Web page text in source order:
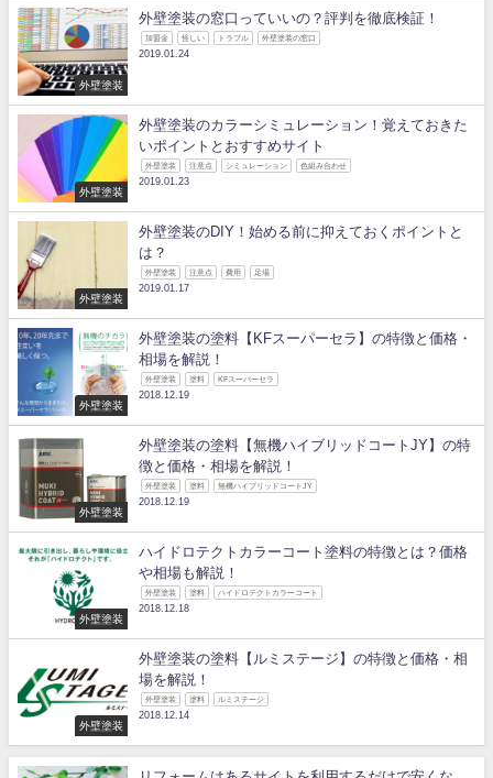
外壁塗装
外壁塗装の窓口っていいの？評判を徹底検証！
加盟金 怪しい トラブル 外壁塗装の窓口
2019.01.24
外壁塗装
外壁塗装のカラーシミュレーション！覚えておきた
いポイントとおすすめサイト
外壁塗装 注意点 シミュレーション 色組み合わせ
2019.01.23
外壁塗装
外壁塗装のDIY！始める前に抑えておくポイントと
は？
外壁塗装 注意点 費用 足場
2019.01.17
外壁塗装
外壁塗装の塗料【KFスーパーセラ】の特徴と価格・
相場を解説！
外壁塗装 塗料 KFスーパーセラ
2018.12.19
外壁塗装
外壁塗装の塗料【無機ハイブリッドコートJY】の特
徴と価格・相場を解説！
外壁塗装 塗料 無機ハイブリッドコートJY
2018.12.19
外壁塗装
ハイドロテクトカラーコート塗料の特徴とは？価格
や相場も解説！
外壁塗装 塗料 ハイドロテクトカラーコート
2018.12.18
外壁塗装
外壁塗装の塗料【ルミステージ】の特徴と価格・相
場を解説！
外壁塗装 塗料 ルミステージ
2018.12.14